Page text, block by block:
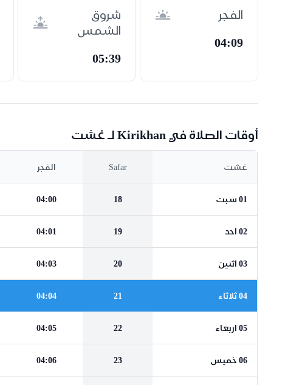
الفجر
04:09
شروق
الشمس
05:39
أوقات الصلاة في Kirikhan لـ غشت
غشت Safar الفجر
01 سبت 18
04:00
02 احد 19
04:01
03 اثنين 20
04:03
04 ثلاثاء 21
04:04
05 اربعاء 22
04:05
06 خميس 23
04:06